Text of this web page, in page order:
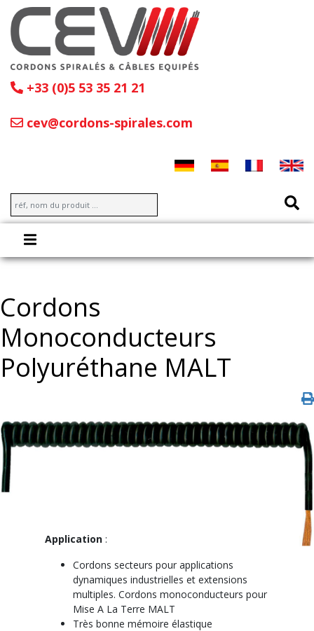
+33 (0)5 53 35 21 21
cev@cordons-spirales.com
Cordons
Monoconducteurs
Polyuréthane MALT
Application :
Cordons secteurs pour applications
dynamiques industrielles et extensions
multiples. Cordons monoconducteurs pour
Mise A La Terre MALT
Très bonne mémoire élastique